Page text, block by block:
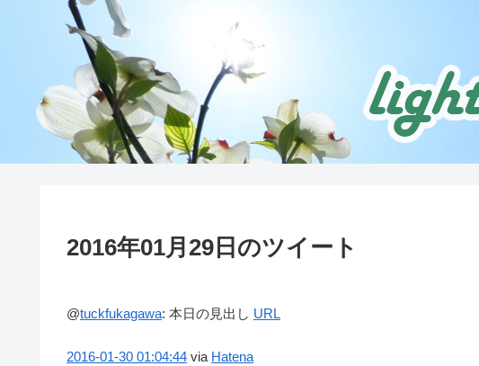
2016年01月29日のツイート
@tuckfukagawa: 本日の見出し URL
2016-01-30 01:04:44 via Hatena